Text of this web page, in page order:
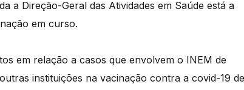
a Direção-Geral das Atividades em Saúde está a
em curso.
em relação a casos que envolvem o INEM de
instituições na vacinação contra a covid-19 de